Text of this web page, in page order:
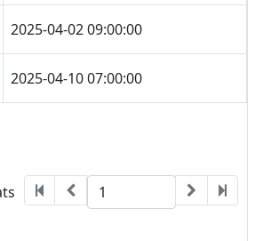
2025-04-02 09:00:00
2025-04-10 07:00:00